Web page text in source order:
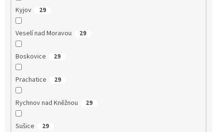
Kyjov 29
Veselí nad Moravou 29
Boskovice 29
Prachatice 29
Rychnov nad Kněžnou 29
Sušice 29